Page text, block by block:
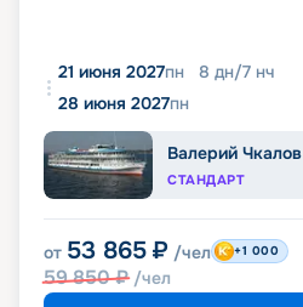
21 июня 2027пн 8 дн/7 нч
28 июня 2027пн
Валерий Чкалов
СТАНДАРТ
от 53 865 ₽ /чел
59 850₽ /чел
+1 000